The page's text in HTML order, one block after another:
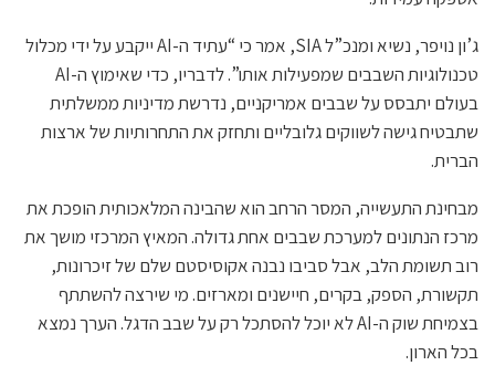
ג’ון נויפר, נשיא ומנכ”ל SIA, אמר כי “עתיד ה-AI ייקבע על ידי מכלול
טכנולוגיות השבבים שמפעילות אותו”. לדבריו, כדי שאימוץ ה-AI
בעולם יתבסס על שבבים אמריקניים, נדרשת מדיניות ממשלתית
שתבטיח גישה לשווקים גלובליים ותחזק את התחרותיות של ארצות
הברית.
מבחינת התעשייה, המסר הרחב הוא שהבינה המלאכותית הופכת את
מרכז הנתונים למערכת שבבים אחת גדולה. המאיץ המרכזי מושך את
רוב תשומת הלב, אבל סביבו נבנה אקוסיסטם שלם של זיכרונות,
תקשורת, הספק, בקרים, חיישנים ומארזים. מי שירצה להשתתף
בצמיחת שוק ה-AI לא יוכל להסתכל רק על שבב הדגל. הערך נמצא
בכל הארון.